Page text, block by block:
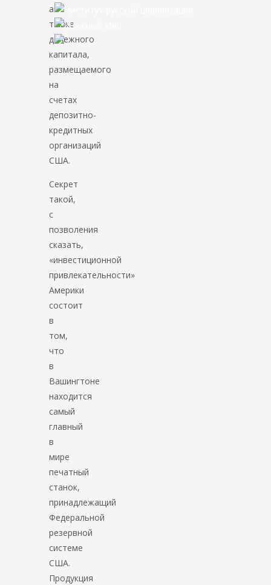
а
также
денежного
капитала,
размещаемого
на
счетах
депозитно-
кредитных
организаций
США.
Секрет
такой,
с
позволения
сказать,
«инвестиционной
привлекательности»
Америки
состоит
в
том,
что
в
Вашингтоне
находится
самый
главный
в
мире
печатный
станок,
принадлежащий
Федеральной
резервной
системе
США.
Продукция